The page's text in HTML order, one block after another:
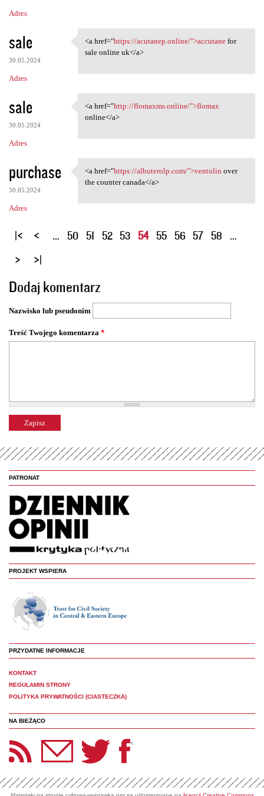
Adres
sale
30.05.2024
Adres
<a href="https://acutanep
<a href="https://acutanep.online/">accutanefor
sale online uk</a>
sale
30.05.2024
Adres
<a href="http://flomaxms
<a href="http://flomaxms.online/">flomax
online</a>
purchase
30.05.2024
Adres
<a href="https://albuterolp
<a href="https://albuterolp.com/">ventolin over
the counter canada</a>
S
o
n
y
… 50 51 52 53 54 55 56 57 58 …
Dodaj komentarz
Nazwisko lub pseudonim
Treść Twojego komentarza *
PATRONAT
PROJEKT WSPIERA
PRZYDATNE INFORMACJE
KONTAKT
REGULAMIN STRONY
POLITYKA PRYWATNOŚCI (CIASTECZKA)
NA BIEŻĄCO
Panoptyka Facebook <